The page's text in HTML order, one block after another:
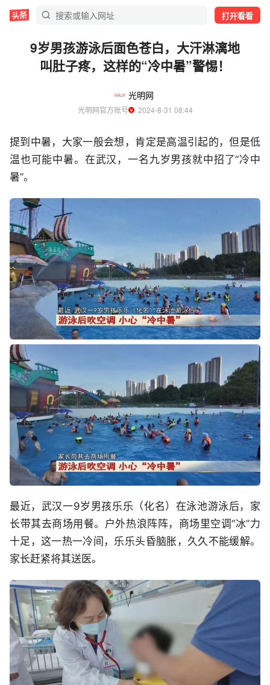
打开看看
9岁男孩游泳后面色苍白，大汗淋漓地
叫肚子疼，这样的“冷中暑”警惕！
光明网
光明网官方账号
  2024-8-31 08:44
提到中暑，大家一般会想，肯定是高温引起的，但是低
温也可能中暑。在武汉，一名九岁男孩就中招了“冷中
暑”。
最近，武汉一9岁男孩乐乐（化名）在泳池游泳后，家
长带其去商场用餐。户外热浪阵阵，商场里空调“冰”力
十足，这一热一冷间，乐乐头昏脑胀，久久不能缓解。
家长赶紧将其送医。